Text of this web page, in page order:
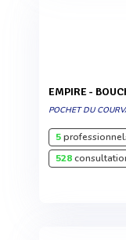
EMPIRE -
POCHET DU
5
528